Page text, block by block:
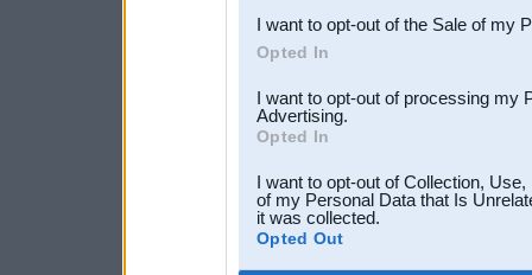
I want to opt-out of the Sale of my
Opted In
I want to opt-out of processing my
Advertising.
Opted In
I want to opt-out of Collection,
of my Personal Data that Is
it was collected.
Opted Out